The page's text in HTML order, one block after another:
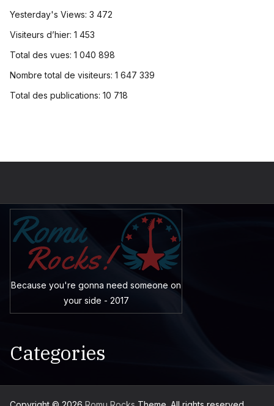
Yesterday's Views: 3 472
Visiteurs d’hier: 1 453
Total des vues: 1 040 898
Nombre total de visiteurs: 1 647 339
Total des publications: 10 718
Because you're gonna need someone on
your side - 2017
Categories